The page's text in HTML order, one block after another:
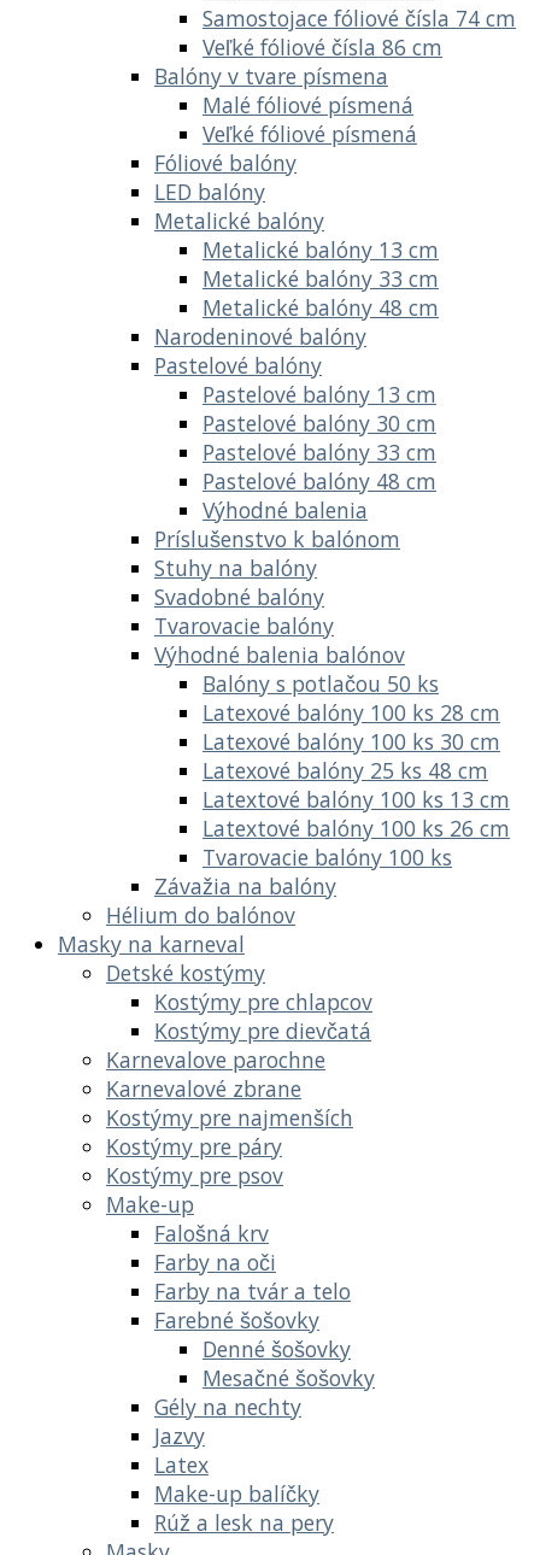
Samostojace fóliové čísla 74 cm
Veľké fóliové čísla 86 cm
Balóny v tvare písmena
Malé fóliové písmená
Veľké fóliové písmená
Fóliové balóny
LED balóny
Metalické balóny
Metalické balóny 13 cm
Metalické balóny 33 cm
Metalické balóny 48 cm
Narodeninové balóny
Pastelové balóny
Pastelové balóny 13 cm
Pastelové balóny 30 cm
Pastelové balóny 33 cm
Pastelové balóny 48 cm
Výhodné balenia
Príslušenstvo k balónom
Stuhy na balóny
Svadobné balóny
Tvarovacie balóny
Výhodné balenia balónov
Balóny s potlačou 50 ks
Latexové balóny 100 ks 28 cm
Latexové balóny 100 ks 30 cm
Latexové balóny 25 ks 48 cm
Latextové balóny 100 ks 13 cm
Latextové balóny 100 ks 26 cm
Tvarovacie balóny 100 ks
Závažia na balóny
Hélium do balónov
Masky na karneval
Detské kostýmy
Kostýmy pre chlapcov
Kostýmy pre dievčatá
Karnevalove parochne
Karnevalové zbrane
Kostýmy pre najmenších
Kostýmy pre páry
Kostýmy pre psov
Make-up
Falošná krv
Farby na oči
Farby na tvár a telo
Farebné šošovky
Denné šošovky
Mesačné šošovky
Gély na nechty
Jazvy
Latex
Make-up balíčky
Rúž a lesk na pery